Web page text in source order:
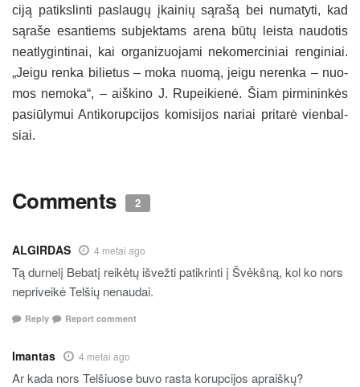
ci­ją pa­tiks­lin­ti pa­slau­gų įkai­nių są­ra­šą bei nu­ma­ty­ti, kad
są­ra­še esan­tiems su­bjek­tams are­na bū­tų leis­ta nau­do­tis
neat­ly­gin­ti­nai, kai or­ga­ni­zuo­ja­mi ne­ko­mer­ci­niai ren­gi­niai.
„Jei­gu ren­ka bi­lie­tus – mo­ka nuo­mą, jei­gu ne­ren­ka – nuo­
mos ne­mo­ka“, – aiš­ki­no J. Ru­pei­kie­nė. Šiam pir­mi­nin­kės
pa­siū­ly­mui An­ti­ko­rup­ci­jos ko­mi­si­jos na­riai pri­ta­rė vien­bal­
siai.
Comments 2
ALGIRDAS 4 metai ago
Tą durnelį Bebatį reikėtų išvežti patikrinti į Švėkšną, kol ko nors
nepriveikė Telšių nenaudai.
Reply Report comment
Imantas 4 metai ago
Ar kada nors Telšiuose buvo rasta korupcijos apraiškų?